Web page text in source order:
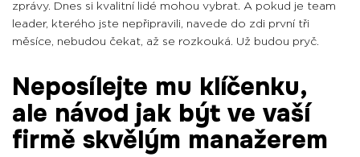
zprávy. Dnes si kvalitní lidé mohou vybrat. A pokud je team
leader, kterého jste nepřipravili, navede do zdi první tři
měsíce, nebudou čekat, až se rozkouká. Už budou pryč.
Neposílejte mu klíčenku,
ale návod jak být ve vaší
firmě skvělým manažerem